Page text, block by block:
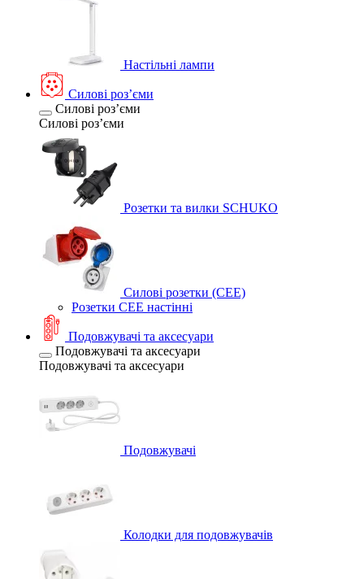
Настільні лампи
Силові розʼєми
Силові розʼєми
Силові розʼєми
Розетки та вилки SCHUKO
Силові розетки (CEE)
Розетки CEE настінні
Подовжувачі та аксесуари
Подовжувачі та аксесуари
Подовжувачі та аксесуари
Подовжувачі
Колодки для подовжувачів